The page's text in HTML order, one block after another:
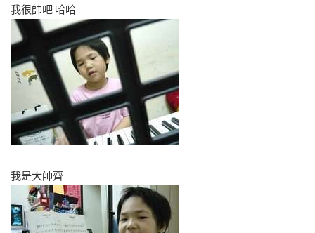
我很帥吧 哈哈
我是大帥齊